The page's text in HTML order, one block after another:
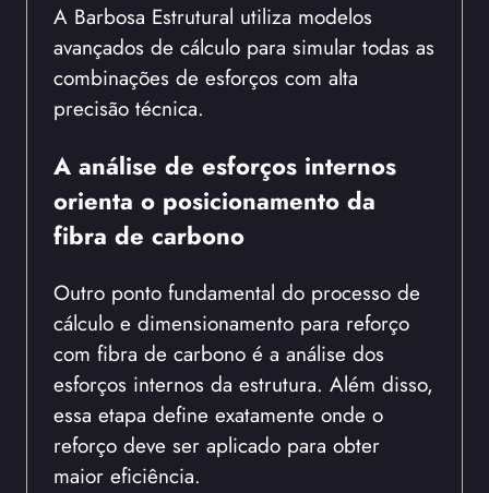
A Barbosa Estrutural utiliza modelos
avançados de cálculo para simular todas as
combinações de esforços com alta
precisão técnica.
A análise de esforços internos
orienta o posicionamento da
fibra de carbono
Outro ponto fundamental do processo de
cálculo e dimensionamento para reforço
com fibra de carbono é a análise dos
esforços internos da estrutura. Além disso,
essa etapa define exatamente onde o
reforço deve ser aplicado para obter
maior eficiência.